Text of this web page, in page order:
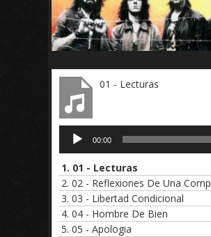
01 - Lecturas
Audio
Player
00:00
1. 01 - Lecturas
2. 02 - Reflexiones De Una Computadora
3. 03 - Libertad Condicional
4. 04 - Hombre De Bien
5. 05 - Apologia